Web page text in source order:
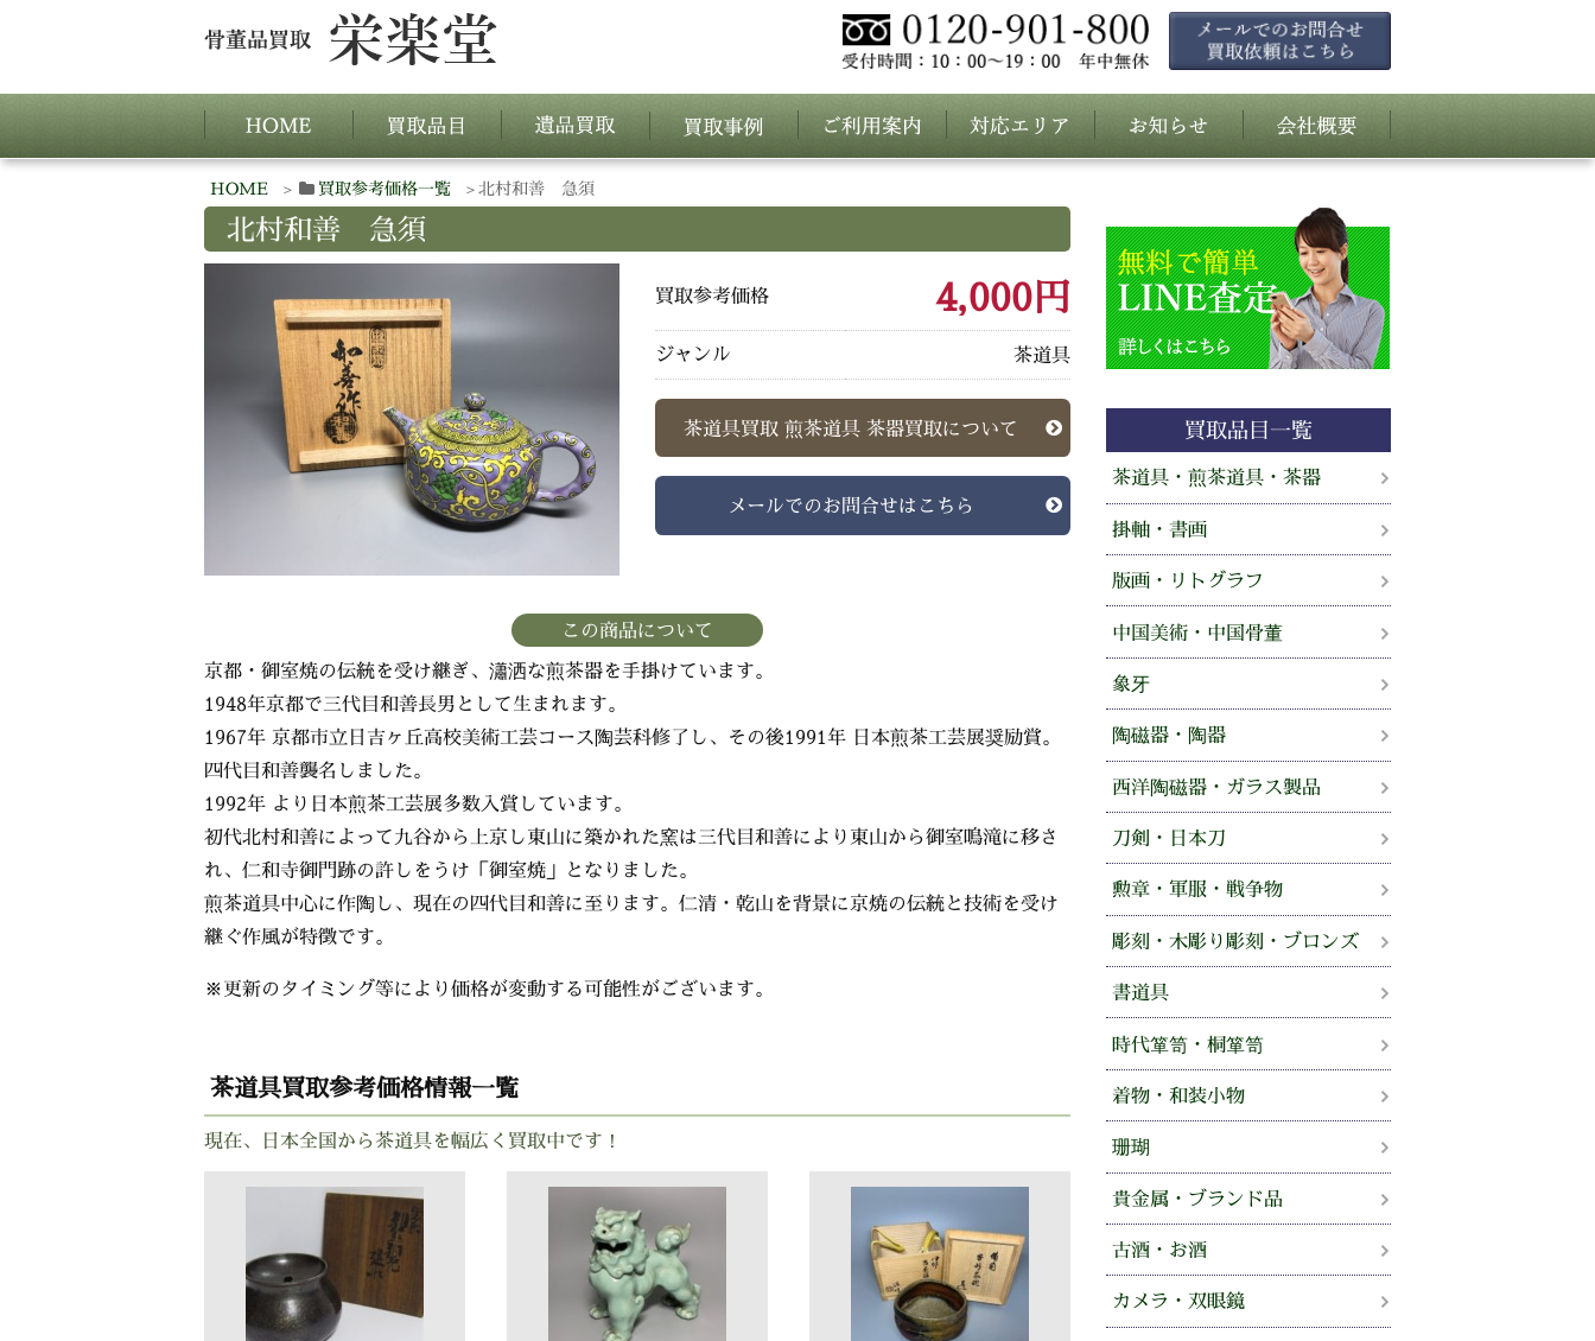
HOME 買取参考価格一覧 北村和善 急須
北村和善 急須
買取参考価格 4,000円
ジャンル 茶道具
茶道具買取 煎茶道具 茶器買取について
メールでのお問合せはこちら
この商品について
京都・御室焼の伝統を受け継ぎ、瀟洒な煎茶器を手掛けています。
1948年京都で三代目和善長男として生まれます。
1967年 京都市立日吉ヶ丘高校美術工芸コース陶芸科修了し、その後1991年 日本煎茶工芸展奨励賞。
四代目和善襲名しました。
1992年 より日本煎茶工芸展多数入賞しています。
初代北村和善によって九谷から上京し東山に築かれた窯は三代目和善により東山から御室鳴滝に移さ
れ、仁和寺御門跡の許しをうけ「御室焼」となりました。
煎茶道具中心に作陶し、現在の四代目和善に至ります。仁清・乾山を背景に京焼の伝統と技術を受け
継ぐ作風が特徴です。
※更新のタイミング等により価格が変動する可能性がございます。
茶道具買取参考価格情報一覧
現在、日本全国から茶道具を幅広く買取中です！
買取品目一覧
茶道具・煎茶道具・茶器
掛軸・書画
版画・リトグラフ
中国美術・中国骨董
象牙
陶磁器・陶器
西洋陶磁器・ガラス製品
刀剣・日本刀
勲章・軍服・戦争物
彫刻・木彫り彫刻・ブロンズ
書道具
時代箪笥・桐箪笥
着物・和装小物
珊瑚
貴金属・ブランド品
古酒・お酒
カメラ・双眼鏡